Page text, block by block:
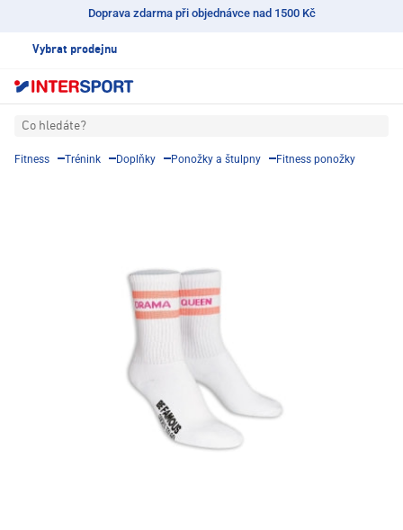
Doprava zdarma při objednávce nad 1500 Kč
Vybrat prodejnu
Co hledáte?
Fitness Trénink Doplňky Ponožky a štulpny Fitness ponožky